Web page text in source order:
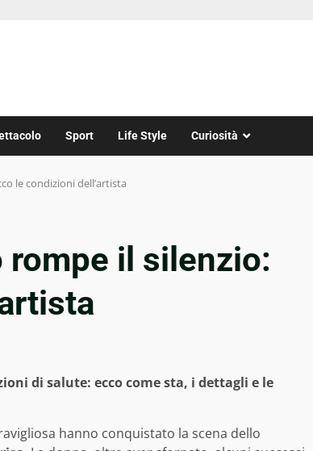
Sport Life Style Curiosità
le condizioni dell’artista
rompe il silenzio:
di salute: ecco come sta, i dettagli e le
hanno conquistato la scena dello